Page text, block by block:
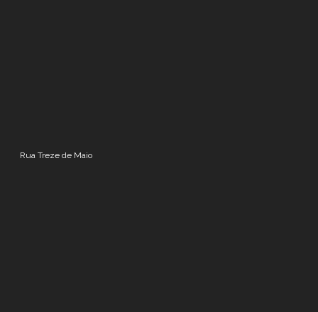
Rua Treze de Maio